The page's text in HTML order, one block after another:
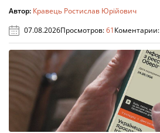
Автор: Кравець Ростислав Юрійович
07.08.2026Просмотров:61Коментарии: